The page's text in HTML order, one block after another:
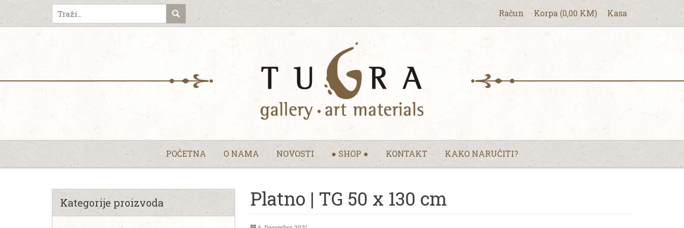
Račun Korpa (0,00 KM) Kasa
POČETNA O NAMA NOVOSTI ● SHOP ● KONTAKT KAKO NARUČITI?
Platno | TG 50 x 130 cm
Kategorije proizvoda